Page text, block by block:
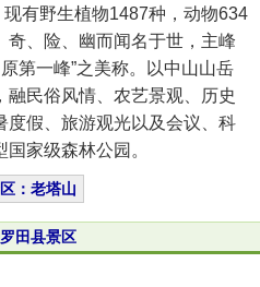
有野生植物1487种，动物634
、险、幽而闻名于世，主峰
第一峰”之美称。以中山山岳
民俗风情、农艺景观、历史
度假、旅游观光以及会议、科
家级森林公园。
：老塔山
田县景区